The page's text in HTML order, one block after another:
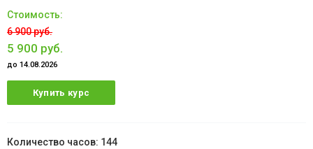
6 900 руб.
5 900 руб.
до 14.08.2026
Купить курс
144